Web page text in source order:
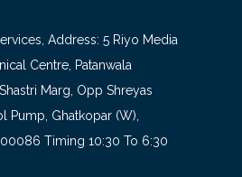
Address: 5 Riyo Media
Centre, Patanwala
Marg, Opp Shreyas
Pump, Ghatkopar (W),
Timing 10:30 To 6:30